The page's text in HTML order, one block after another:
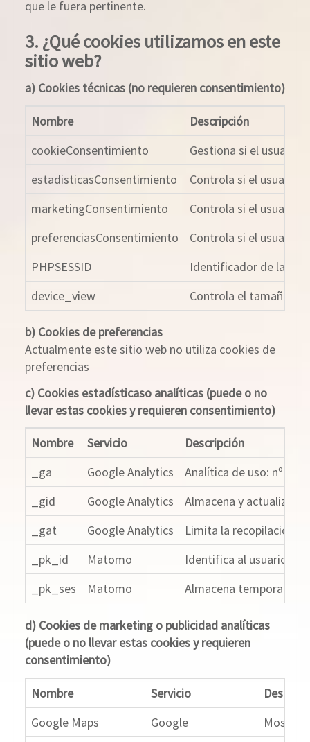
que le fuera pertinente.
3. ¿Qué cookies utilizamos en este
sitio web?
a) Cookies técnicas (no requieren consentimiento)
Nombre
Descripción
cookieConsentimiento
Gestiona si el usuario
estadisticasConsentimiento
Controla si el usuario
marketingConsentimiento
Controla si el usuario
preferenciasConsentimiento
Controla si el usuario
PHPSESSID
Identificador de la
device_view
Controla el tamaño
b) Cookies de preferencias
Actualmente este sitio web no utiliza cookies de
preferencias
c) Cookies estadísticaso analíticas (puede o no
llevar estas cookies y requieren consentimiento)
Nombre Servicio
Descripción
_ga
Google Analytics
Analítica de uso: nº
_gid
Google Analytics
Almacena y actualiza
_gat
Google Analytics
Limita la recopilación
_pk_id
Matomo
Identifica al usuario
_pk_ses
Matomo Almacena
d) Cookies de marketing o publicidad analíticas
(puede o no llevar estas cookies y requieren
consentimiento)
Nombre Servicio
Google Maps
Google
Mostrar